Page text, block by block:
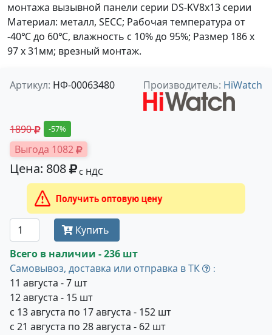
монтажа вызывной панели серии DS-KV8x13 серии
Материал: металл, SECC; Рабочая температура от
-40℃ до 60℃, влажность с 10% до 95%; Размер 186 x
97 x 31мм; врезный монтаж.
Артикул: НФ-00063480 Производитель: HiWatch
1890 -57%
Выгода 1082
Цена: 808 с НДС
Получить оптовую цену
Купить
Всего в наличии - 236 шт
Самовывоз, доставка или отправка в ТК
:
11 августа - 7 шт
12 августа - 15 шт
с 13 августа по 17 августа - 152 шт
с 21 августа по 28 августа - 62 шт